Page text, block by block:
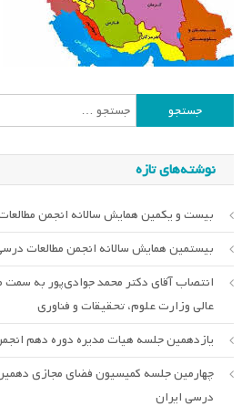
جستجو
برای:
نوشته‌های تازه
بیست و یکمین همایش سالانه انجمن
بیستمین همایش سالانه انجمن مطالعات
انتصاب آقای دکتر محمد جوادی‌پور به سمت
عالی وزارت علوم، تحقیقات و فناوری
یازدهمین جلسه هیات مدیره دوره دهم
چهارمین جلسه کمیسیون فضای مجازی دهمین
درسی ایران